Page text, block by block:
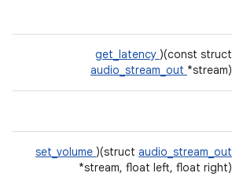
get_latency )(const struct
audio_stream_out *stream)
set_volume )(struct audio_stream_out
*stream, float left, float right)